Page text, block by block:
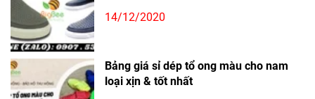
14/12/2020
Bảng giá sỉ dép tổ ong màu cho nam
loại xịn & tốt nhất